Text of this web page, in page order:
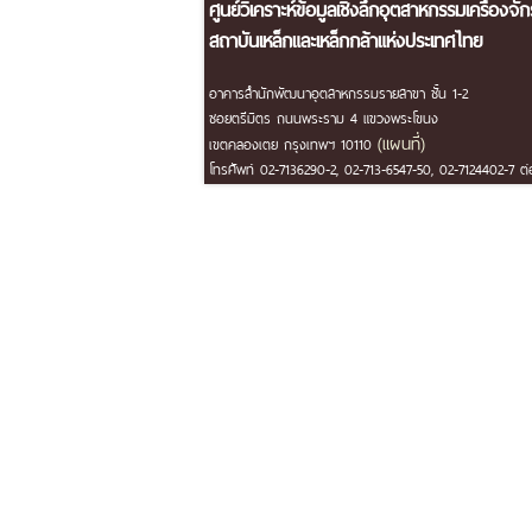
ศูนย์วิเคราะห์ข้อมูลเชิงลึกอุตสาหกรรมเครื่องจั
สถาบันเหล็กและเหล็กกล้าแห่งประเทศไทย
อาคารสำนักพัฒนาอุตสาหกรรมรายสาขา ชั้น 1-2
ซอยตรีมิตร ถนนพระราม 4 แขวงพระโขนง
เขตคลองเตย กรุงเทพฯ 10110 (แผนที่)
โทรศัพท์ 02-7136290-2, 02-713-6547-50, 02-7124402-7 ต่